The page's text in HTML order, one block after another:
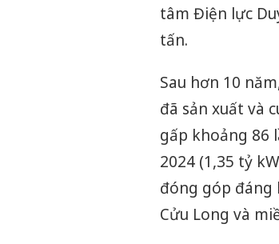
tâm Điện lực
tấn.
Sau hơn 10
đã sản xuất và
gấp khoảng 86
2024 (1,35 tỷ
đóng góp đáng
Cửu Long và